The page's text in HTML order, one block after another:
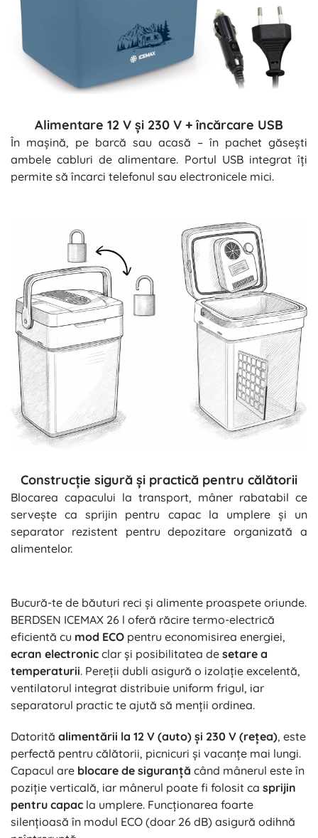
Alimentare 12 V și 230 V + încărcare USB
În mașină, pe barcă sau acasă – în pachet găsești
ambele cabluri de alimentare. Portul USB integrat îți
permite să încarci telefonul sau electronicele mici.
Construcție sigură și practică pentru călătorii
Blocarea capacului la transport, mâner rabatabil ce
servește ca sprijin pentru capac la umplere și un
separator rezistent pentru depozitare organizată a
alimentelor.
Bucură-te de băuturi reci și alimente proaspete oriunde.
BERDSEN ICEMAX 26 l oferă răcire termo-electrică
eficientă cu mod ECO pentru economisirea energiei,
ecran electronic clar și posibilitatea de setare a
temperaturii. Pereții dubli asigură o izolație excelentă,
ventilatorul integrat distribuie uniform frigul, iar
separatorul practic te ajută să menții ordinea.
Datorită alimentării la 12 V (auto) și 230 V (rețea), este
perfectă pentru călătorii, picnicuri și vacanțe mai lungi.
Capacul are blocare de siguranță când mânerul este în
poziție verticală, iar mânerul poate fi folosit ca sprijin
pentru capac la umplere. Funcționarea foarte
silențioasă în modul ECO (doar 26 dB) asigură odihnă